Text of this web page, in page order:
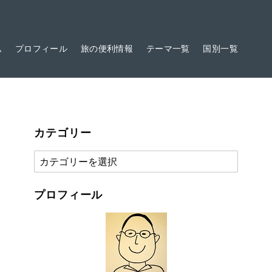
プロフィール 旅の便利情報 テーマ一覧 国別一覧
カテゴリー
カ
テ
ゴ
プロフィール